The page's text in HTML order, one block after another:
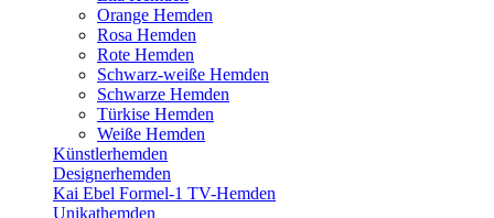
Orange Hemden
Rosa Hemden
Rote Hemden
Schwarz-weiße Hemden
Schwarze Hemden
Türkise Hemden
Weiße Hemden
Künstlerhemden
Designerhemden
Kai Ebel Formel-1 TV-Hemden
Unikathemden